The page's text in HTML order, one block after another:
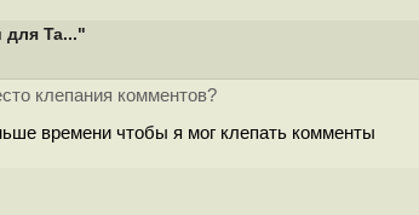
для Ta..."
клепания комментов?
времени чтобы я мог клепать комменты